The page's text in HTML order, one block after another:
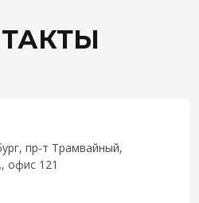
пр-т Трамвайный,
офис 121